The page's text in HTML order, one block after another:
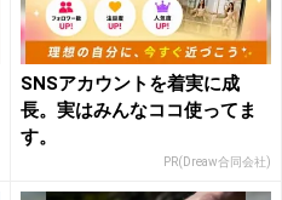
SNSアカウントを着実に成
長。実はみんなココ使ってま
す。
PR(Dreaw合同会社)